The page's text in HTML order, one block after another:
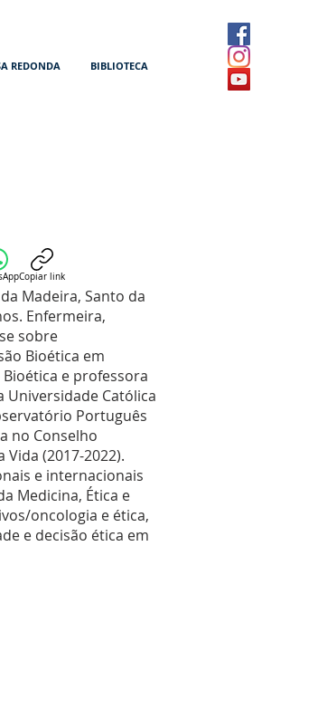
REDONDA BIBLIOTECA
Copiar link
Madeira, Santo da
Enfermeira,
sobre
Bioética em
e professora
Universidade Católica
Português
no Conselho
Vida (2017-2022).
e internacionais
Medicina, Ética e
oncologia e ética,
e decisão ética em